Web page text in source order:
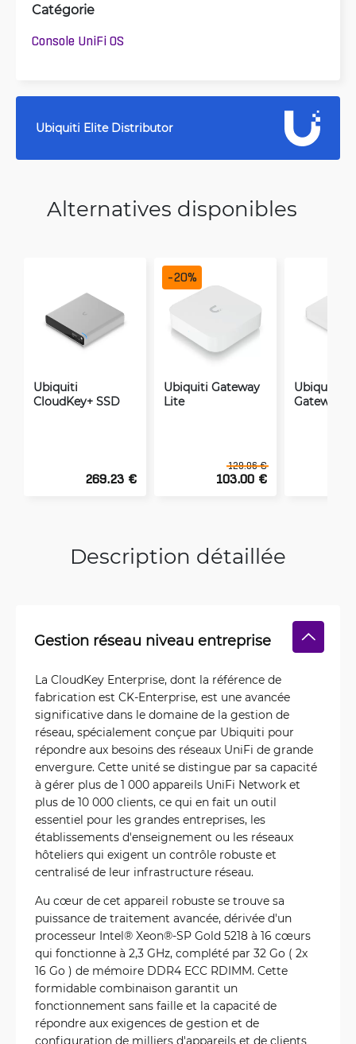
Catégorie
Console UniFi OS
Ubiquiti Elite Distributor
Alternatives disponibles
Ubiquiti
CloudKey+ SSD
269.23 €
Ubiquiti Gateway
Lite
129.06 €
103.00 €
-20%
Ubiquiti
Gateway
Description détaillée
Gestion réseau niveau entreprise
La CloudKey Enterprise, dont la référence de
fabrication est CK-Enterprise, est une avancée
significative dans le domaine de la gestion de
réseau, spécialement conçue par Ubiquiti pour
répondre aux besoins des réseaux UniFi de grande
envergure. Cette unité se distingue par sa capacité
à gérer plus de 1 000 appareils UniFi Network et
plus de 10 000 clients, ce qui en fait un outil
essentiel pour les grandes entreprises, les
établissements d'enseignement ou les réseaux
hôteliers qui exigent un contrôle robuste et
centralisé de leur infrastructure réseau.
Au cœur de cet appareil robuste se trouve sa
puissance de traitement avancée, dérivée d'un
processeur Intel® Xeon®-SP Gold 5218 à 16 cœurs
qui fonctionne à 2,3 GHz, complété par 32 Go ( 2x
16 Go ) de mémoire DDR4 ECC RDIMM. Cette
formidable combinaison garantit un
fonctionnement sans faille et la capacité de
répondre aux exigences de gestion et de
configuration de milliers d'appareils et de clients